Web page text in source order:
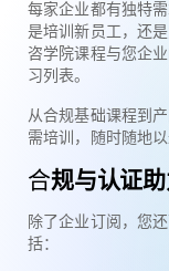
每家企业都有独特
是培训新员工，还
咨学院课程与您企
习列表。
从合规基础课程到
需培训，随时随地
合规与认证
除了企业订阅，您
括：